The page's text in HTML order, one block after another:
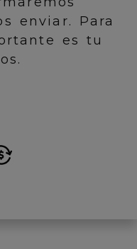
enviar. Para
es tu